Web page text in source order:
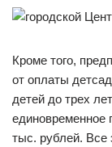
Кроме того,
от оплаты
детей до трех
единовременное
тыс. рублей. Все